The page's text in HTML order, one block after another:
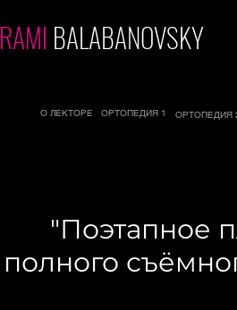
RAMI BALABANOVSKY
О ЛЕКТОРЕ ОРТОПЕДИЯ 1 ОРТОПЕДИЯ
"Поэтапное
полного